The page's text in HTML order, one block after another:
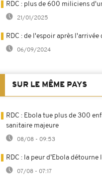
RDC : plus de 600 miliciens
21/01/2025
RDC : de l'espoir après
06/09/2024
SUR LE MÊME PAYS
RDC : Ebola tue plus de 300
sanitaire majeure
08/08 - 09:53
RDC : la peur d’Ebola
07/08 - 07:17